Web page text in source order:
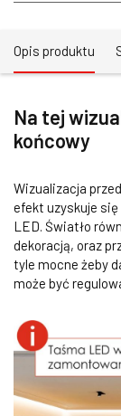
Opis produktu
Na tej
końcowy
Wizualizacja
efekt uzyskuje
LED. Światło
dekoracją, oraz
tyle mocne żeby
może być